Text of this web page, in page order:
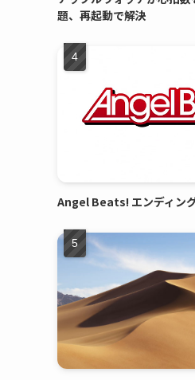
題、再起動で解決
Angel Beats! エンディン